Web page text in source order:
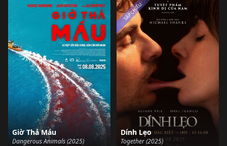
Giờ Thả Máu
Dangerous Animals (2025)
Dính Lẹo
Together (2025)
SẮP CHIẾU